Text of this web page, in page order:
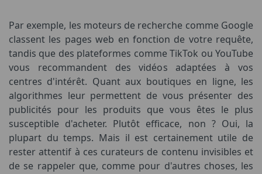
Par exemple, les moteurs de recherche comme Google
classent les pages web en fonction de votre requête,
tandis que des plateformes comme TikTok ou YouTube
vous recommandent des vidéos adaptées à vos
centres d'intérêt. Quant aux boutiques en ligne, les
algorithmes leur permettent de vous présenter des
publicités pour les produits que vous êtes le plus
susceptible d'acheter. Plutôt efficace, non ? Oui, la
plupart du temps. Mais il est certainement utile de
rester attentif à ces curateurs de contenu invisibles et
de se rappeler que, comme pour d'autres choses, les